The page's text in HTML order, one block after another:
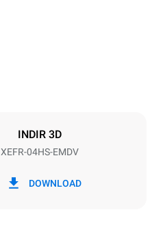
INDIR 3D
XEFR-04HS-EMDV
DOWNLOAD